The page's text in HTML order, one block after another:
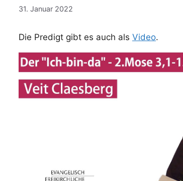
31. Januar 2022
Die Predigt gibt es auch als Video.